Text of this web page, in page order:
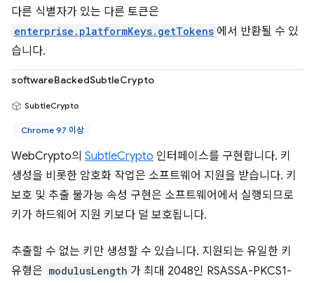
다른 식별자가 있는 다른 토큰은
enterprise.platformKeys.getTokens 에서 반환될 수 있
습니다.
softwareBackedSubtleCrypto
SubtleCrypto
Chrome 97 이상
WebCrypto의 SubtleCrypto 인터페이스를 구현합니다. 키
생성을 비롯한 암호화 작업은 소프트웨어 지원을 받습니다. 키
보호 및 추출 불가능 속성 구현은 소프트웨어에서 실행되므로
키가 하드웨어 지원 키보다 덜 보호됩니다.
추출할 수 없는 키만 생성할 수 있습니다. 지원되는 유일한 키
유형은 modulusLength 가 최대 2048인 RSASSA-PKCS1-